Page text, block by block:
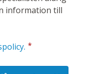
information till
*